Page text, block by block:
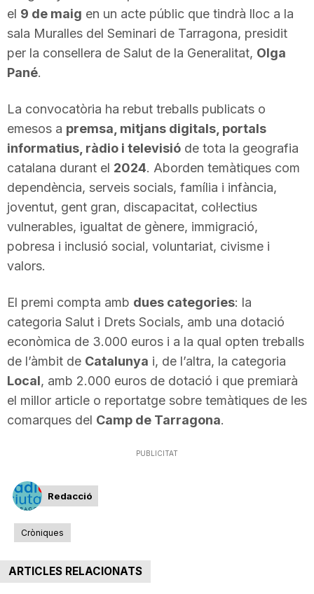
r
r
a
g
o
a
el 9 de maig en un acte públic que tindrà lloc a la
sala Muralles del Seminari de Tarragona, presidit
per la consellera de Salut de la Generalitat, Olga
Pané.
La convocatòria ha rebut treballs publicats o
emesos a premsa, mitjans digitals, portals
informatius, ràdio i televisió de tota la geografia
catalana durant el 2024. Aborden temàtiques com
dependència, serveis socials, família i infància,
joventut, gent gran, discapacitat, col·lectius
vulnerables, igualtat de gènere, immigració,
pobresa i inclusió social, voluntariat, civisme i
valors.
El premi compta amb dues categories: la
categoria Salut i Drets Socials, amb una dotació
econòmica de 3.000 euros i a la qual opten treballs
de l’àmbit de Catalunya i, de l’altra, la categoria
Local, amb 2.000 euros de dotació i que premiarà
el millor article o reportatge sobre temàtiques de les
comarques del Camp de Tarragona.
PUBLICITAT
Redacció
Cròniques
ARTICLES RELACIONATS